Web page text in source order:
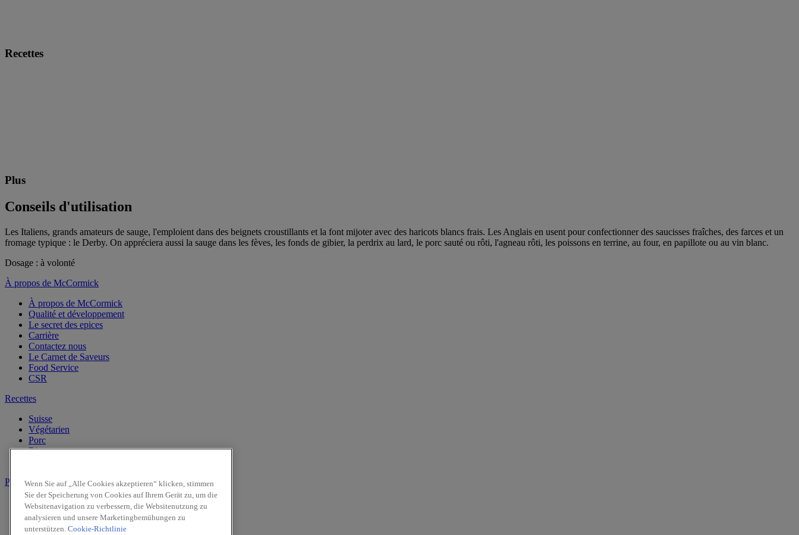
Recettes
Plus
Conseils d'utilisation
Les Italiens, grands amateurs de sauge, l'emploient dans des beignets croustillants et la font mijoter avec des haricots blancs frais. Les Anglais en usent pour confectionner des saucisses fraîches, des farces et un
fromage typique : le Derby. On appréciera aussi la sauge dans les fèves, les fonds de gibier, la perdrix au lard, le porc sauté ou rôti, l'agneau rôti, les poissons en terrine, au four, en papillote ou au vin blanc.
Dosage : à volonté
À propos de McCormick
À propos de McCormick
Qualité et développement
Le secret des epices
Carrière
Contactez nous
Le Carnet de Saveurs
Food Service
CSR
Recettes
Suisse
Végétarien
Porc
Riz
Produits
Vanille
Herbes
Epices
Wenn Sie auf „Alle Cookies akzeptieren“ klicken, stimmen
Sie der Speicherung von Cookies auf Ihrem Gerät zu, um die
Websitenavigation zu verbessern, die Websitenutzung zu
analysieren und unsere Marketingbemühungen zu
unterstützen. Cookie-Richtlinie